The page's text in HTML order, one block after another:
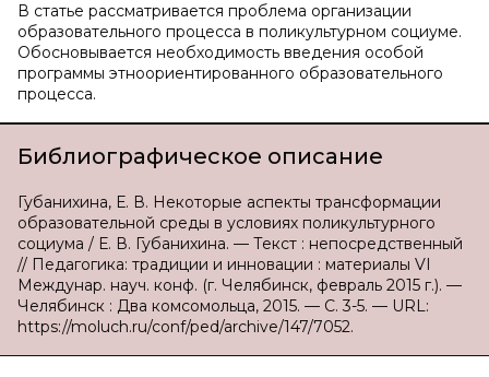
В статье рассматривается проблема организации
образовательного процесса в поликультурном социуме.
Обосновывается необходимость введения особой
программы этноориентированного образовательного
процесса.
Библиографическое описание
Губанихина, Е. В. Некоторые аспекты трансформации
образовательной среды в условиях поликультурного
социума / Е. В. Губанихина. — Текст : непосредственный
// Педагогика: традиции и инновации : материалы VI
Междунар. науч. конф. (г. Челябинск, февраль 2015 г.). —
Челябинск : Два комсомольца, 2015. — С. 3-5. — URL:
https://moluch.ru/conf/ped/archive/147/7052.